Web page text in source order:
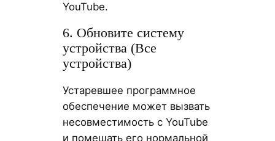
YouTube.
6. Обновите систему
устройства (Все
устройства)
Устаревшее программное
обеспечение может вызвать
несовместимость с YouTube
и помешать его нормальной